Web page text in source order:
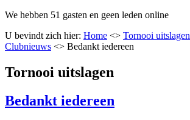
We hebben 51 gasten en geen leden online
U bevindt zich hier: Home <> Tornooi uitslagen
Clubnieuws <> Bedankt iedereen
Tornooi uitslagen
Bedankt iedereen